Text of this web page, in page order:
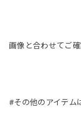
画像と合わせてご
#その他のアイテム